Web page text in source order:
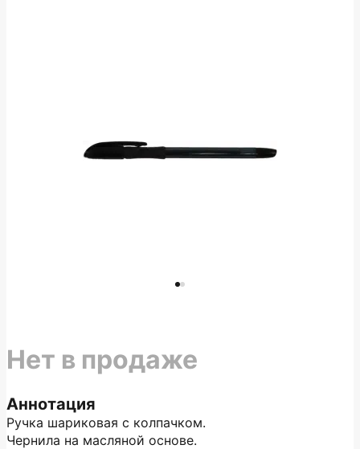
Аннотация
Ручка шариковая с колпачком.
Чернила на масляной основе.
Нет в продаже